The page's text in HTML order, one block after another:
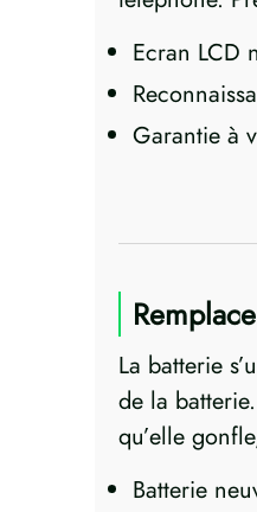
Ecran LCD
Garantie à
La batterie
de la
qu’elle
Batterie